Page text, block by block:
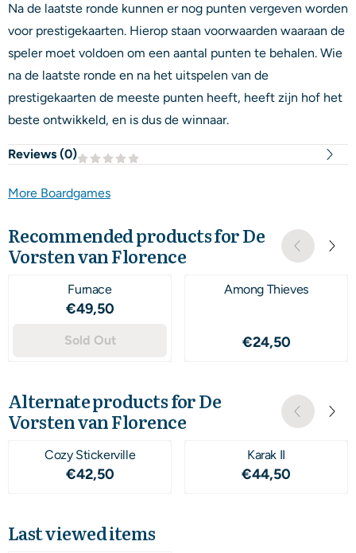
Na de laatste ronde kunnen er nog punten vergeven worden
voor prestigekaarten. Hierop staan voorwaarden waaraan de
speler moet voldoen om een aantal punten te behalen. Wie
na de laatste ronde en na het uitspelen van de
prestigekaarten de meeste punten heeft, heeft zijn hof het
beste ontwikkeld, en is dus de winnaar.
Reviews (0)
More Boardgames
Recommended products forDe
Vorsten van Florence
Furnace
Price: 49,50
€49,50
Sold Out
Among Thieves
Price: 24,50
€24,50
Alternate products forDe
Vorsten van Florence
Cozy Stickerville
Price: 42,50
€42,50
Karak II
Price: 44,50
€44,50
Last viewed items